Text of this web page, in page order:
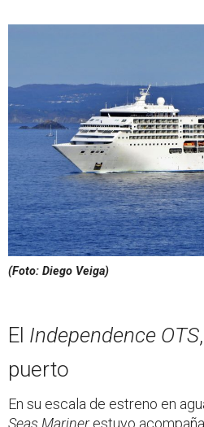
(Foto: Diego Veiga)
El Independence OTS
puerto
En su escala de estreno en
Seas Marinerestuvo